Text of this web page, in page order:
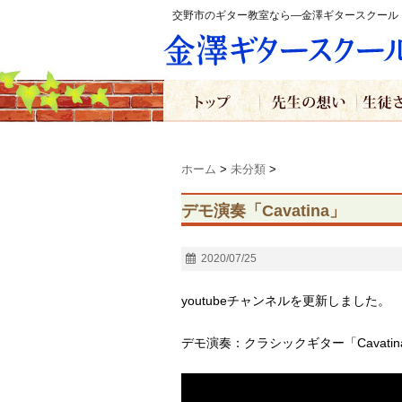
交野市のギター教室なら―金澤ギタースクール
ホーム > 未分類 >
デモ演奏「Cavatina」
2020/07/25
youtubeチャンネルを更新しました。
デモ演奏：クラシックギター「